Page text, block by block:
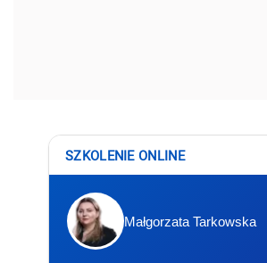
SZKOLENIE ONLINE
Małgorzata Tarkowska